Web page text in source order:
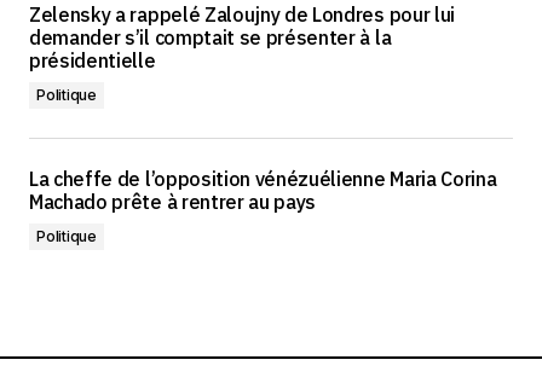
Zelensky a rappelé Zaloujny de Londres pour lui
demander s’il comptait se présenter à la
présidentielle
Politique
La cheffe de l’opposition vénézuélienne Maria Corina
Machado prête à rentrer au pays
Politique